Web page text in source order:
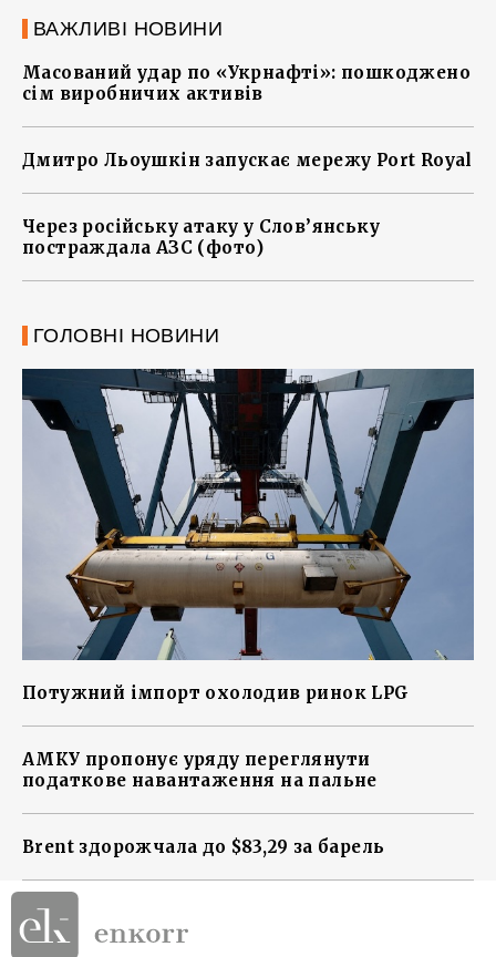
ВАЖЛИВІ НОВИНИ
Масований удар по «Укрнафті»: пошкоджено
сім виробничих активів
Дмитро Льоушкін запускає мережу Port Royal
Через російську атаку у Слов’янську
постраждала АЗС (фото)
ГОЛОВНІ НОВИНИ
Потужний імпорт охолодив ринок LPG
АМКУ пропонує уряду переглянути
податкове навантаження на пальне
Brent здорожчала до $83,29 за барель